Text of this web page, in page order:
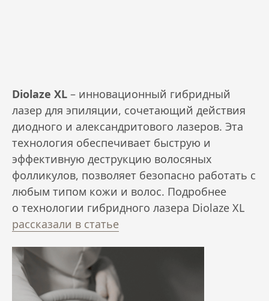
Diolaze XL – инновационный гибридный
лазер для эпиляции, сочетающий действия
диодного и александритового лазеров. Эта
технология обеспечивает быструю и
эффективную деструкцию волосяных
фолликулов, позволяет безопасно работать с
любым типом кожи и волос. Подробнее
о технологии гибридного лазера Diolaze XL
рассказали в статье